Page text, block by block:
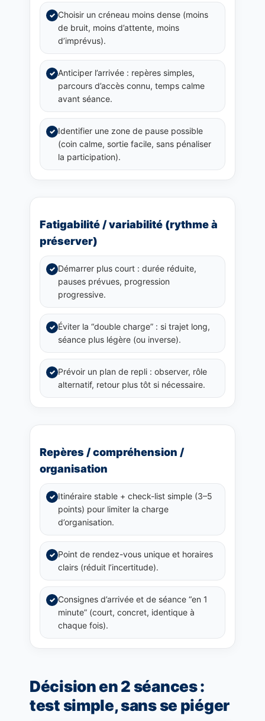
✓ Choisir un créneau moins dense (moins
de bruit, moins d’attente, moins
d’imprévus).
✓ Anticiper l’arrivée : repères simples,
parcours d’accès connu, temps calme
avant séance.
✓ Identifier une zone de pause possible
(coin calme, sortie facile, sans pénaliser
la participation).
Fatigabilité / variabilité (rythme à
préserver)
✓ Démarrer plus court : durée réduite,
pauses prévues, progression
progressive.
✓ Éviter la “double charge” : si trajet long,
séance plus légère (ou inverse).
✓ Prévoir un plan de repli : observer, rôle
alternatif, retour plus tôt si nécessaire.
Repères / compréhension /
organisation
✓ Itinéraire stable + check-list simple (3–5
points) pour limiter la charge
d’organisation.
✓ Point de rendez-vous unique et horaires
clairs (réduit l’incertitude).
✓ Consignes d’arrivée et de séance “en 1
minute” (court, concret, identique à
chaque fois).
Décision en 2 séances :
test simple, sans se piéger